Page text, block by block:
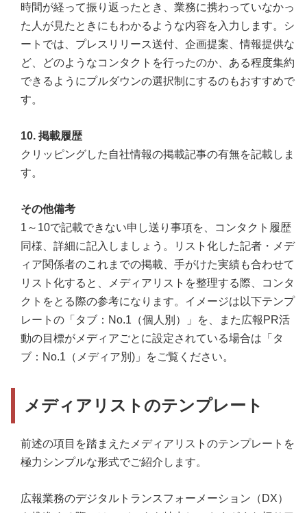
時間が経って振り返ったとき、業務に携わっていなかっ
た人が見たときにもわかるような内容を入力します。シ
ートでは、プレスリリース送付、企画提案、情報提供な
ど、どのようなコンタクトを行ったのか、ある程度集約
できるようにプルダウンの選択制にするのもおすすめで
す。
10. 掲載履歴
クリッピングした自社情報の掲載記事の有無を記載しま
す。
その他備考
1～10で記載できない申し送り事項を、コンタクト履歴
同様、詳細に記入しましょう。リスト化した記者・メデ
ィア関係者のこれまでの掲載、手がけた実績も合わせて
リスト化すると、メディアリストを整理する際、コンタ
クトをとる際の参考になります。イメージは以下テンプ
レートの「タブ：No.1（個人別）」を、また広報PR活
動の目標がメディアごとに設定されている場合は「タ
ブ：No.1（メディア別)」をご覧ください。
メディアリストのテンプレート
前述の項目を踏まえたメディアリストのテンプレートを
極力シンプルな形式でご紹介します。
広報業務のデジタルトランスフォーメーション（DX）